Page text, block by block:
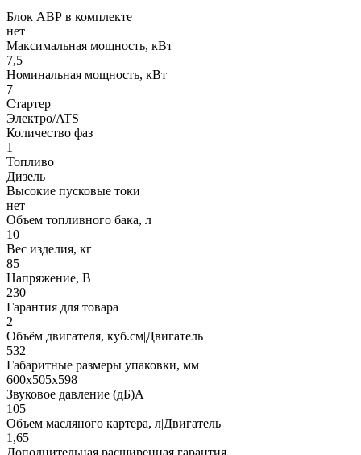
Блок АВР в комплекте
нет
Максимальная мощность, кВт
7,5
Номинальная мощность, кВт
7
Стартер
Электро/ATS
Количество фаз
1
Топливо
Дизель
Высокие пусковые токи
нет
Объем топливного бака, л
10
Вес изделия, кг
85
Напряжение, В
230
Гарантия для товара
2
Объём двигателя, куб.см|Двигатель
532
Габаритные размеры упаковки, мм
600х505х598
Звуковое давление (дБ)А
105
Объем масляного картера, л|Двигатель
1,65
Дополнительная расширенная гарантия